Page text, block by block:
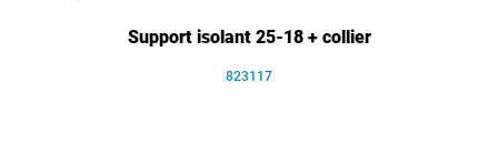
Support isolant 25-18 + collier
823117